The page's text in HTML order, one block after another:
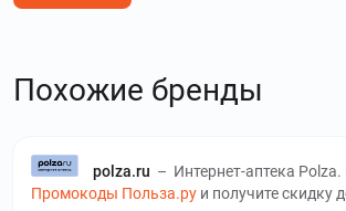
Похожие бренды
polza.ru – Интернет-аптека
Промокоды Польза.ру и получите скидку